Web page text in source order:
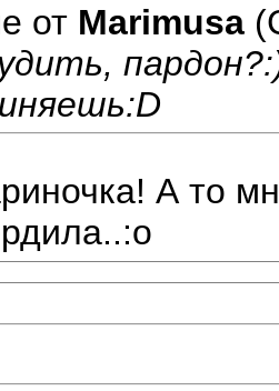
от Marimusa
А то